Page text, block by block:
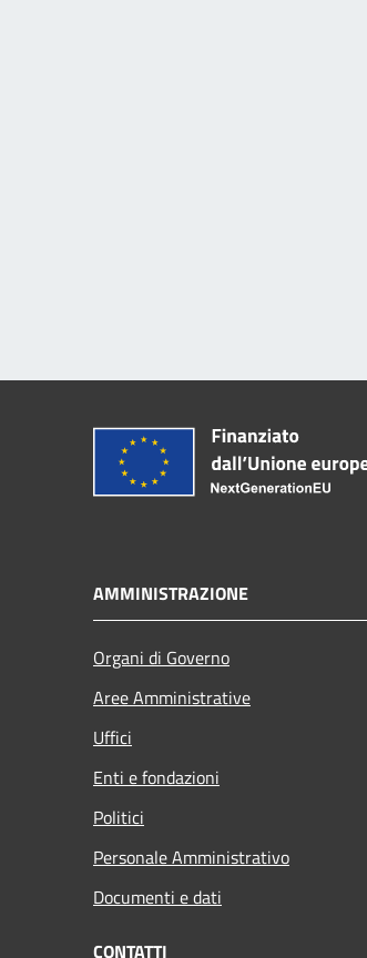
AMMINISTRAZIONE
Organi di Governo
Aree Amministrative
Uffici
Enti e fondazioni
Politici
Personale Amministrativo
Documenti e dati
CONTATTI